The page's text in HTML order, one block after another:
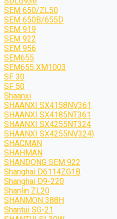
SEM 650/ZL50
SEM 650B/655D
SEM 919
SEM 922
SEM 956
SEM655
SEM655 XM1003
SF 30
SF 50
Shaanxi
SHAANXI SX4158NV361
SHAANXI SX4185NT361
SHAANXI SX4255NT324
SHAANXI SX4255NV324)
SHACMAN
SHAHMAN
SHANDONG SEM 922
Shanghai D6114ZG1B
Shanghai D9-220
Shanlin ZL20
SHANMON 388H
Shantui SG-21